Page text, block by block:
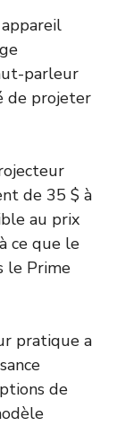
parleur
de projeter
de 35 $ à
au prix
ce que le
le Prime
pratique a
de